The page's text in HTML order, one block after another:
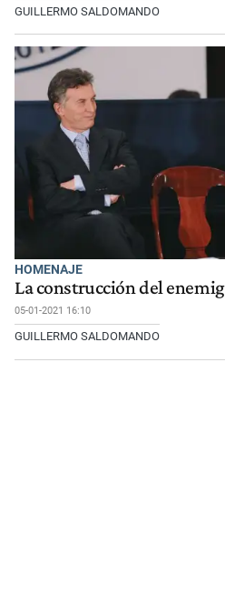
GUILLERMO SALDOMANDO
HOMENAJE
La construcción del
05-01-2021 16:10
GUILLERMO SALDOMANDO